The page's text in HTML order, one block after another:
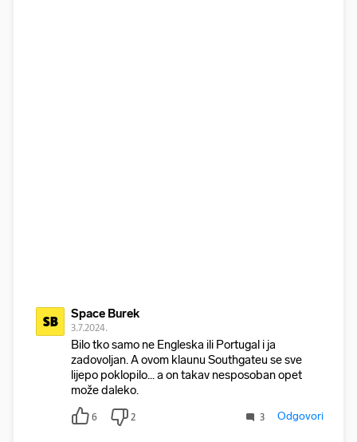
SB Space Burek
3.7.2024.
Bilo tko samo ne Engleska ili Portugal i ja
zadovoljan. A ovom klaunu Southgateu se sve
lijepo poklopilo... a on takav nesposoban opet
može daleko.
6 2 3 Odgovori